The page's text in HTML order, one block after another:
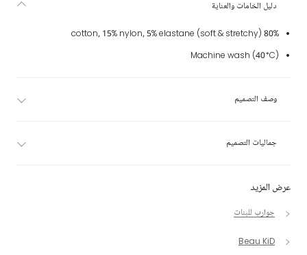
عرض المزيد
جوارب للبنات
Beau KiD
دليل الخامات والعناية
80% cotton, 15% nylon, 5% elastane (soft & stretchy)
Machine wash (40*C)
وصف التصميم
جماليات التصميم